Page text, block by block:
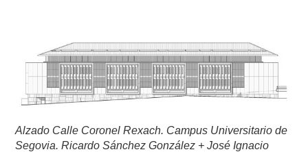
Alzado Calle Coronel Rexach. Campus Universitario de
Segovia. Ricardo Sánchez González + José Ignacio